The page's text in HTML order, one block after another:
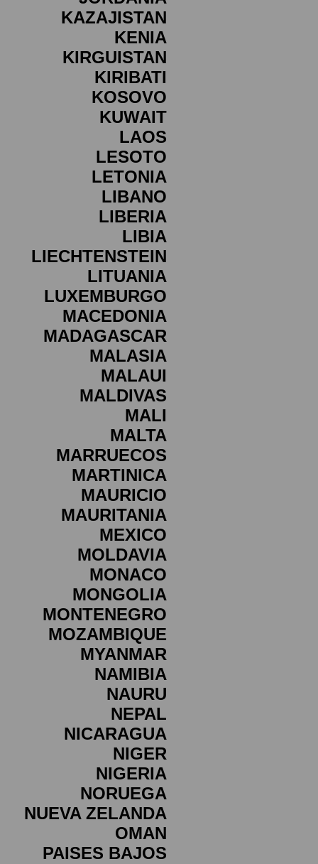
KAZAJISTAN
KENIA
KIRGUISTAN
KIRIBATI
KOSOVO
KUWAIT
LAOS
LESOTO
LETONIA
LIBANO
LIBERIA
LIBIA
LIECHTENSTEIN
LITUANIA
LUXEMBURGO
MACEDONIA
MADAGASCAR
MALASIA
MALAUI
MALDIVAS
MALI
MALTA
MARRUECOS
MARTINICA
MAURICIO
MAURITANIA
MEXICO
MOLDAVIA
MONACO
MONGOLIA
MONTENEGRO
MOZAMBIQUE
MYANMAR
NAMIBIA
NAURU
NEPAL
NICARAGUA
NIGER
NIGERIA
NORUEGA
NUEVA ZELANDA
OMAN
PAISES BAJOS